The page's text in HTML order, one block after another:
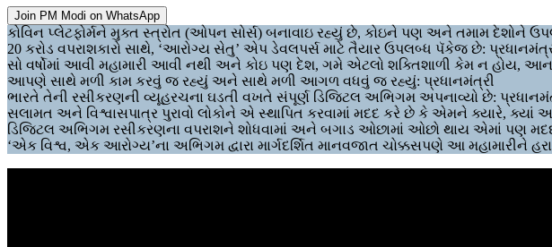
Join PM Modi on WhatsApp
કોવિન પ્લેટફોર્મને મુક્ત સ્ત્રોત (ઓપન સોર્સ) બનાવાઇ રહ્યું છે, કોઇને પણ અને તમામ દેશોને
20 કરોડ વપરાશકારો સાથે, ‘આરોગ્ય સેતુ’ એપ ડેવલપર્સ માટે તૈયાર ઉપલબ્ધ પૅકેજ છે:
સો વર્ષોમાં આવી મહામારી આવી નથી અને કોઇ પણ દેશ, ગમે એટલો શક્તિશાળી કેમ ન હોય,
આપણે સાથે મળી કામ કરવું જ રહ્યું અને સાથે મળી આગળ વધવું જ રહ્યું: પ્રધાનમંત્રી
ભારતે તેની રસીકરણની વ્યૂહરચના ઘડતી વખતે સંપૂર્ણ ડિજિટલ અભિગમ અપનાવ્યો છે:
સલામત અને વિશ્વાસપાત્ર પુરાવો લોકોને એ સ્થાપિત કરવામાં મદદ કરે છે કે એમને ક્યારે, ક્યાં
ડિજિટલ અભિગમ રસીકરણના વપરાશને શોધવામાં અને બગાડ ઓછામાં ઓછો થાય એમાં પણ
‘એક વિશ્વ, એક આરોગ્ય’ના અભિગમ દ્વારા માર્ગદર્શિત માનવજાત ચોક્કસપણે આ મહામારીને